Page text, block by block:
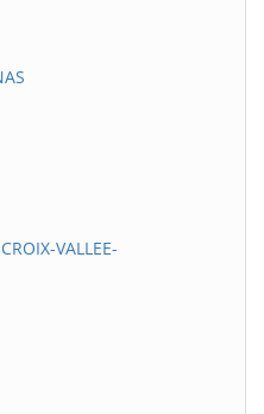
VALLEE-